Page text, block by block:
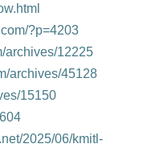
?p=4203
archives/12225
archives/45128
15150
2025/06/kmitl-